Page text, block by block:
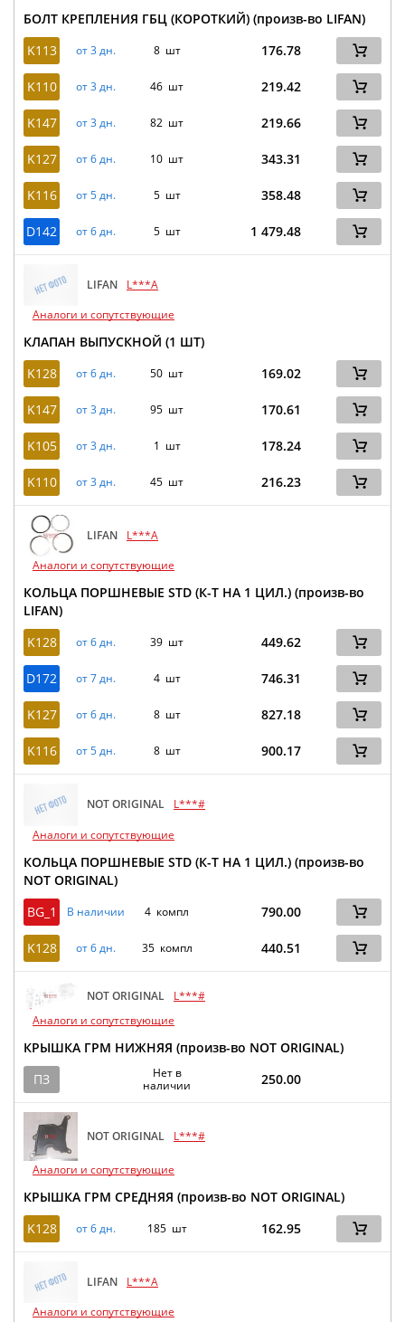
БОЛТ КРЕПЛЕНИЯ ГБЦ (КОРОТКИЙ) (произв-во LIFAN)
K113
от 3 дн. 8 шт 176.78
K110 от 3 дн. 46 шт 219.42
K147 от 3 дн. 82 шт 219.66
K127 от 6 дн. 10 шт 343.31
K116 от 5 дн. 5 шт 358.48
D142 от 6 дн. 5 шт 1 479.48
LIFAN
L***A
Аналоги и сопутствующие
КЛАПАН ВЫПУСКНОЙ (1 ШТ)
K128
от 6 дн. 50 шт 169.02
K147 от 3 дн. 95 шт 170.61
K105 от 3 дн. 1 шт 178.24
K110 от 3 дн. 45 шт 216.23
LIFAN
L***A
Аналоги и сопутствующие
КОЛЬЦА ПОРШНЕВЫЕ STD (К-Т НА 1 ЦИЛ.) (произв-во
LIFAN)
K128
от 6 дн. 39 шт 449.62
D172 от 7 дн. 4 шт 746.31
K127 от 6 дн. 8 шт 827.18
K116 от 5 дн. 8 шт 900.17
NOT ORIGINAL
L***#
Аналоги и сопутствующие
КОЛЬЦА ПОРШНЕВЫЕ STD (К-Т НА 1 ЦИЛ.) (произв-во
NOT ORIGINAL)
BG_1
В наличии 4 компл 790.00
K128 от 6 дн. 35 компл 440.51
NOT ORIGINAL
L***#
Аналоги и сопутствующие
КРЫШКА ГРМ НИЖНЯЯ (произв-во NOT ORIGINAL)
ПЗ
Нет в
наличии
250.00
NOT ORIGINAL L***#
Аналоги и сопутствующие
КРЫШКА ГРМ СРЕДНЯЯ (произв-во NOT ORIGINAL)
K128
от 6 дн. 185 шт 162.95
LIFAN
L***A
Аналоги и сопутствующие